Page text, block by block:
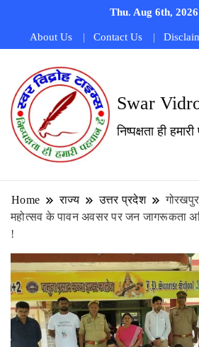
Thu. Aug 6th, 2026
About Us Contact Us
Swar
निष्पक्षता ही
Home राज्य उत्तर प्रदेश
महोत्सव के पावन अवसर पर जन जागरूकता
!